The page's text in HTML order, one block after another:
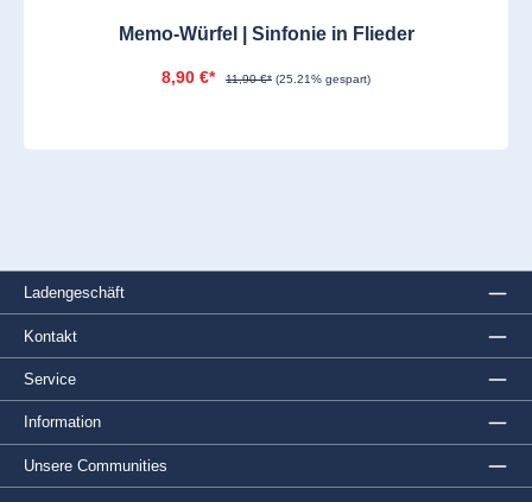
Memo-Würfel | Sinfonie in Flieder
8,90 €* 11,90 €* (25.21% gespart)
Ladengeschäft
Service
Information
Kontakt
Unsere Communities